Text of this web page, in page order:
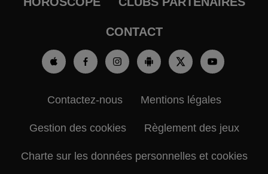
CONTACT
Contactez-nous Mentions légales
Gestion des cookies Règlement des jeux
Charte sur les données personnelles et cookies